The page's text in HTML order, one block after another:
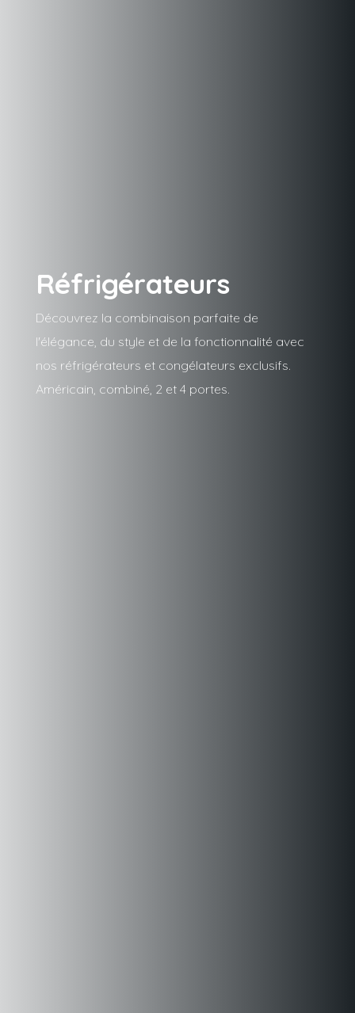
Réfrigérateurs
Découvrez la combinaison parfaite de
l'élégance, du style et de la fonctionnalité avec
nos réfrigérateurs et congélateurs exclusifs.
Américain, combiné, 2 et 4 portes.